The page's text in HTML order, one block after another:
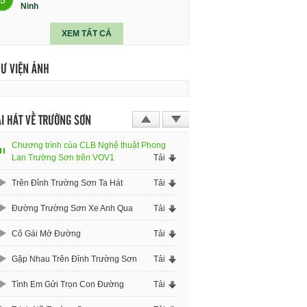
Ninh
XEM TẤT CẢ
VIỆN ẢNH
HÁT VỀ TRƯỜNG SƠN
Chương trình của CLB Nghệ thuật Phong
Lan Trường Sơn trên VOV1
Tải
Trên Đỉnh Trường Sơn Ta Hát Tải
Đường Trường Sơn Xe Anh Qua Tải
Cô Gái Mở Đường Tải
Gặp Nhau Trên Đỉnh Trường Sơn Tải
Tình Em Gửi Trọn Con Đường Tải